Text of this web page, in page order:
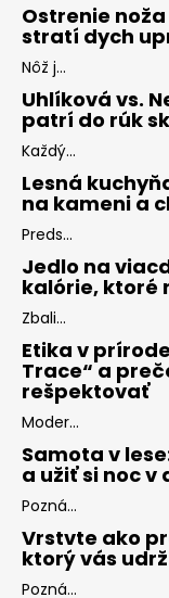
Ostrenie
stratí dych
Nôž j...
Uhlíková vs.
patrí do rúk
Každý...
Lesná
na kameni a
Preds...
Jedlo na
kalórie, ktoré
Zbali...
Etika v
Trace“ a
rešpektovať
Moder...
Samota v
a užiť si noc v
Pozná...
Vrstvte ako
ktorý vás
Pozná...